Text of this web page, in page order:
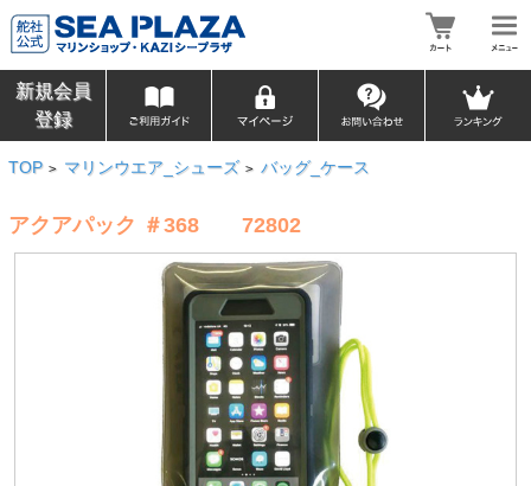
新規会員
登録
TOP > マリンウエア_シューズ > バッグ_ケース
アクアパック ＃368 72802